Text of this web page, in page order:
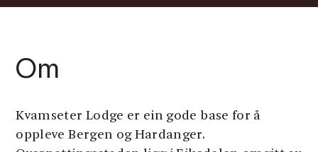
Om
Kvamseter Lodge er ein gode base for å
oppleve Bergen og Hardanger.